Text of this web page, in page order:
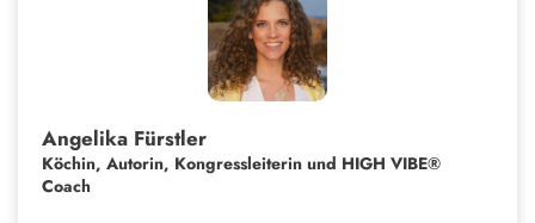
Angelika Fürstler
Köchin, Autorin, Kongressleiterin und HIGH VIBE®
Coach